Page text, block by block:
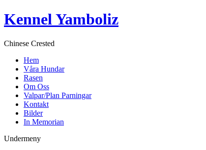
Kennel Yamboliz
Chinese Crested
Hem
Våra Hundar
Rasen
Om Oss
Valpar/Plan Parningar
Kontakt
Bilder
In Memorian
Undermeny